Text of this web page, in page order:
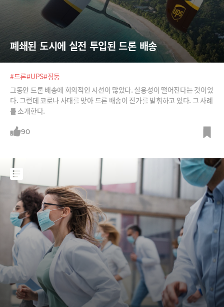
폐쇄된 도시에 실전 투입된 드론 배송
#드론#UPS#징둥
그동안 드론 배송에 회의적인 시선이 많았다. 실용성이 떨어진다는 것이었
다. 그런데 코로나 사태를 맞아 드론 배송이 진가를 발휘하고 있다. 그 사례
를 소개한다.
90